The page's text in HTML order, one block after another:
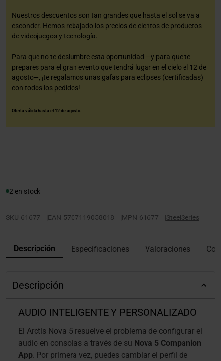
Nuestros descuentos son tan grandes que hasta el sol se va a
esconder. Hemos rebajado los precios de cientos de productos
de videojuegos y tecnología.
Para que no te deslumbre esta oportunidad —y para que te
prepares para el gran evento que tendrá lugar en el cielo el 12 de
agosto—, ¡te regalamos unas gafas para eclipses (certificadas)
con todos los pedidos!
Oferta válida hasta el 12 de agosto.
2 en stock
SKU 61677 |EAN 5707119058018 |MPN 61677 |SteelSeries
Descripción Especificaciones Valoraciones
Descripción
AUDIO INTELIGENTE Y PERSONALIZADO
El Arctis Nova 5 resuelve el problema de configurar el
audio en consolas a través de su Nova 5 Companion
App. Por primera vez, puedes cambiar el perfil de